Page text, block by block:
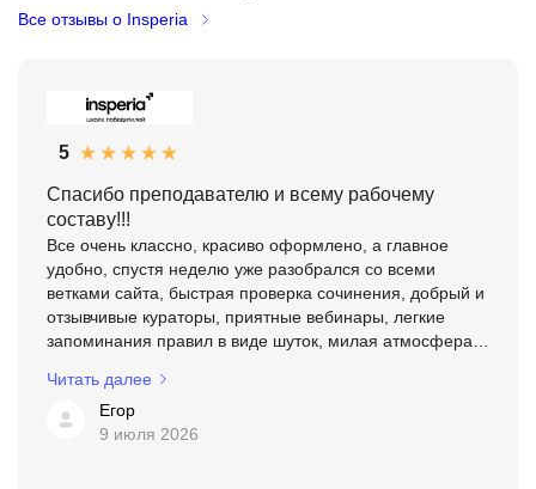
Все отзывы о Insperia
5
Спасибо преподавателю и всему рабочему
составу!!!
Все очень классно, красиво оформлено, а главное
удобно, спустя неделю уже разобрался со всеми
ветками сайта, быстрая проверка сочинения, добрый и
отзывчивые кураторы, приятные вебинары, легкие
запоминания правил в виде шуток, милая атмосфера
Читать далее
Егор
9 июля 2026